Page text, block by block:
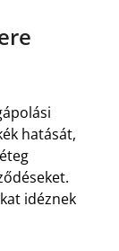
hatását,
idéznek